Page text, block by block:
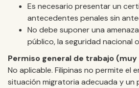
Es necesario presentar un
antecedentes penales sin
No debe suponer una
público, la seguridad nacional
Permiso general de trabajo
No aplicable. Filipinas no permite el
situación migratoria adecuada y un